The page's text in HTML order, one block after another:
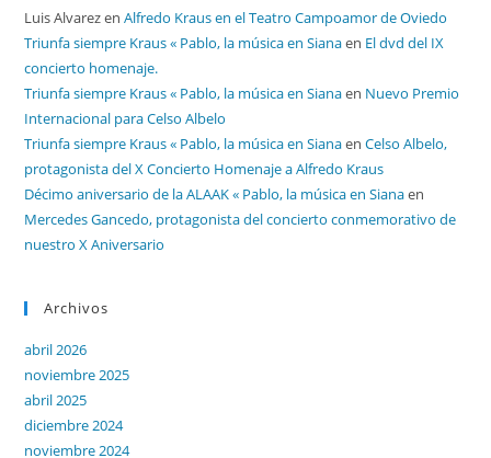
Luis AlvarezenAlfredo Kraus en el Teatro Campoamor de Oviedo
Triunfa siempre Kraus « Pablo, la música en Sianaen El dvd del IX
concierto homenaje.
Triunfa siempre Kraus « Pablo, la música en Sianaen Nuevo Premio
Internacional para Celso Albelo
Triunfa siempre Kraus « Pablo, la música en SianaenCelso Albelo,
protagonista del X Concierto Homenaje a Alfredo Kraus
Décimo aniversario de la ALAAK « Pablo, la música en Sianaen
Mercedes Gancedo, protagonista del concierto conmemorativo de
nuestro X Aniversario
Archivos
abril 2026
noviembre 2025
abril 2025
diciembre 2024
noviembre 2024